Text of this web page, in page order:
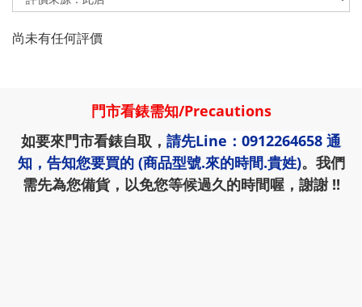
尚未有任何評價
門市看錶需知/Precautions
如要來門市看錶自取， 請先Line：0912264658 通
知，告知您要買的 (商品型號.來的時間.貴姓)。我們
需先為您備貨，以免您等候過久的時間喔，謝謝 !!